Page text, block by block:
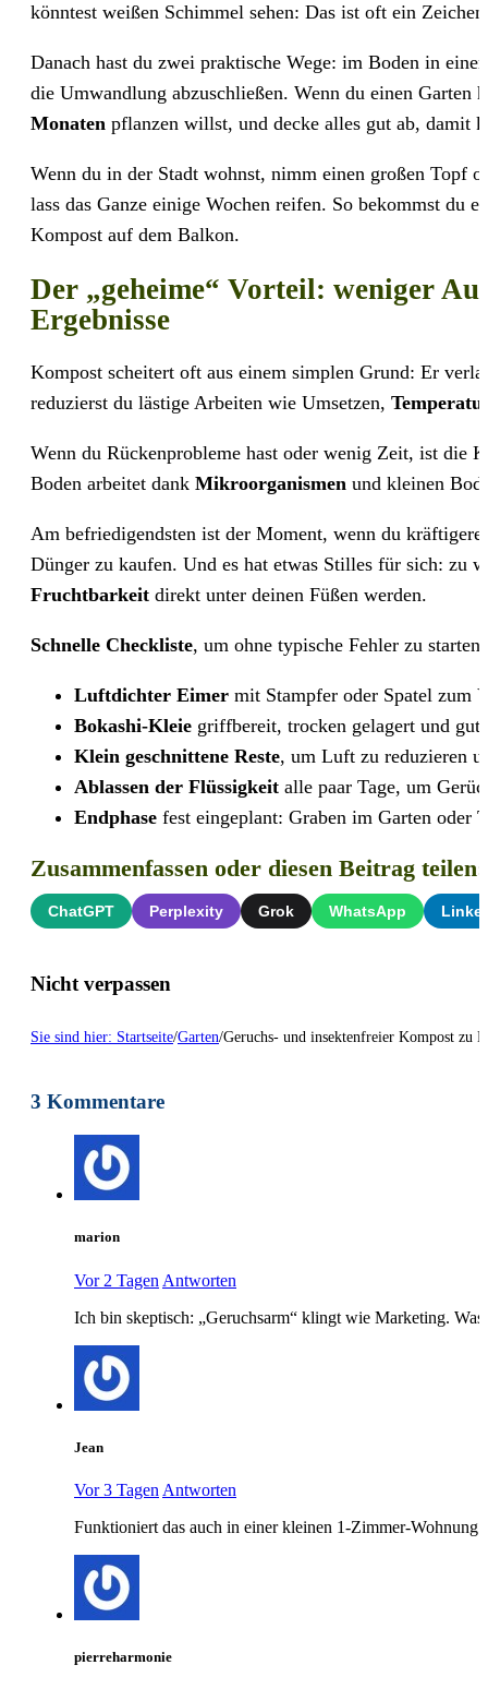
könntest weißen Schimmel sehen: Das ist oft ein
Danach hast du zwei praktische Wege: im Boden in
die Umwandlung abzuschließen. Wenn du einen
Monaten pflanzen willst, und decke alles gut ab, damit
Wenn du in der Stadt wohnst, nimm einen großen Topf
lass das Ganze einige Wochen reifen. So bekommst du
Kompost auf dem Balkon.
Der „geheime“ Vorteil: weniger
Ergebnisse
Kompost scheitert oft aus einem simplen Grund: Er
reduzierst du lästige Arbeiten wie Umsetzen,
Wenn du Rückenprobleme hast oder wenig Zeit, ist die
Boden arbeitet dank Mikroorganismen und kleinen
Am befriedigendsten ist der Moment, wenn du
Dünger zu kaufen. Und es hat etwas Stilles für sich: zu
Fruchtbarkeit direkt unter deinen Füßen werden.
Schnelle Checkliste, um ohne typische Fehler zu starten:
Luftdichter Eimer mit Stampfer oder Spatel zum
Bokashi-Kleie griffbereit, trocken gelagert und gut
Klein geschnittene Reste, um Luft zu reduzieren
Ablassen der Flüssigkeit alle paar Tage, um
Endphase fest eingeplant: Graben im Garten oder
Zusammenfassen oder diesen Beitrag teilen:
ChatGPT Perplexity Grok WhatsApp
Nicht verpassen
Sie sind hier: Startseite/Garten/Geruchs- und insektenfreier Kompost zu
3 Kommentare
marion
Vor 2 Tagen Antworten
Ich bin skeptisch: „Geruchsarm“ klingt wie Marketing.
Jean
Vor 3 Tagen Antworten
Funktioniert das auch in einer kleinen 1-Zimmer-Wohnung
pierreharmonie